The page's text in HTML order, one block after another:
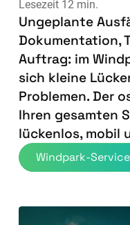
Lesezeit 12 min.
Ungeplante
Dokumentation,
Auftrag: im
sich kleine
Problemen. Der
Ihren gesamten
lückenlos, mobil
Windpark-